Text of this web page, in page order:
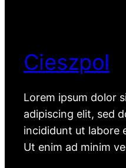
Cieszpol
Lorem ipsum dolor
adipiscing elit, sed
incididunt ut labore
Ut enim ad minim